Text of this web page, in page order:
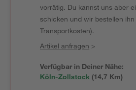
vorrätig. Du kannst uns aber
schicken und wir bestellen
Transportkosten).
Artikel anfragen >
Verfügbar in Deiner Nähe:
Köln-Zollstock (14,7 Km)